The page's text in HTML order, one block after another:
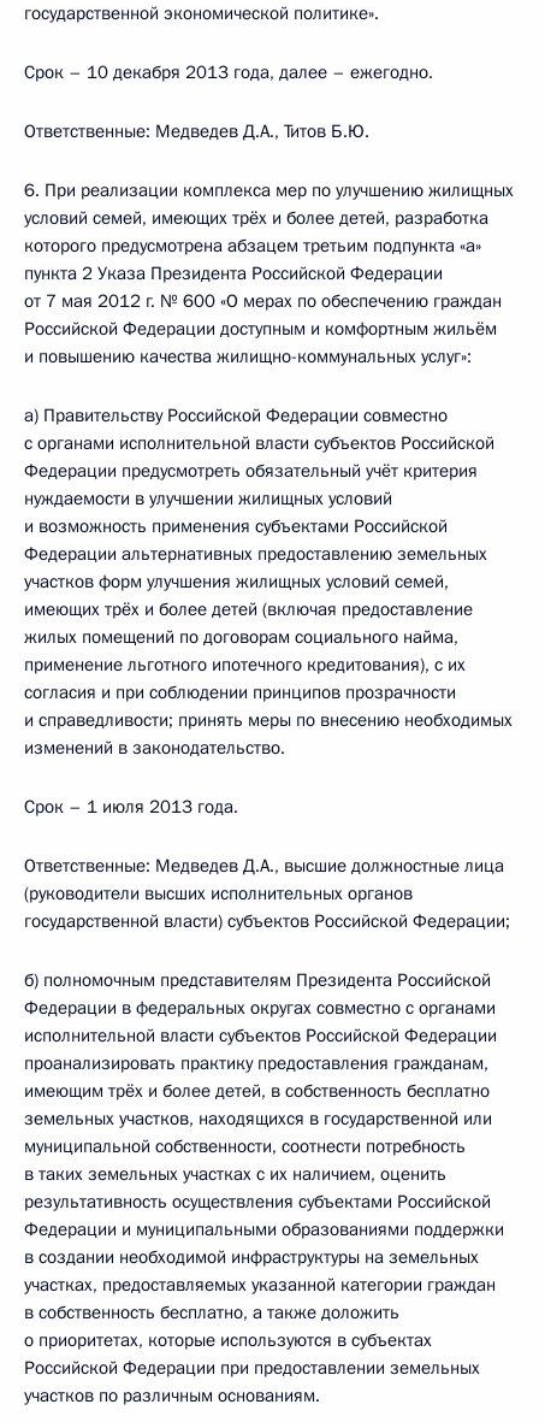
государственной экономической политике».
Срок – 10 декабря 2013 года, далее – ежегодно.
Ответственные: Медведев Д.А., Титов Б.Ю.
6. При реализации комплекса мер по улучшению жилищных
условий семей, имеющих трёх и более детей, разработка
которого предусмотрена абзацем третьим подпункта «а»
пункта 2 Указа Президента Российской Федерации
от 7 мая 2012 г. № 600 «О мерах по обеспечению граждан
Российской Федерации доступным и комфортным жильём
и повышению качества жилищно-коммунальных услуг»:
а) Правительству Российской Федерации совместно
с органами исполнительной власти субъектов Российской
Федерации предусмотреть обязательный учёт критерия
нуждаемости в улучшении жилищных условий
и возможность применения субъектами Российской
Федерации альтернативных предоставлению земельных
участков форм улучшения жилищных условий семей,
имеющих трёх и более детей (включая предоставление
жилых помещений по договорам социального найма,
применение льготного ипотечного кредитования), с их
согласия и при соблюдении принципов прозрачности
и справедливости; принять меры по внесению необходимых
изменений в законодательство.
Срок – 1 июля 2013 года.
Ответственные: Медведев Д.А., высшие должностные лица
(руководители высших исполнительных органов
государственной власти) субъектов Российской Федерации;
б) полномочным представителям Президента Российской
Федерации в федеральных округах совместно с органами
исполнительной власти субъектов Российской Федерации
проанализировать практику предоставления гражданам,
имеющим трёх и более детей, в собственность бесплатно
земельных участков, находящихся в государственной или
муниципальной собственности, соотнести потребность
в таких земельных участках с их наличием, оценить
результативность осуществления субъектами Российской
Федерации и муниципальными образованиями поддержки
в создании необходимой инфраструктуры на земельных
участках, предоставляемых указанной категории граждан
в собственность бесплатно, а также доложить
о приоритетах, которые используются в субъектах
Российской Федерации при предоставлении земельных
участков по различным основаниям.